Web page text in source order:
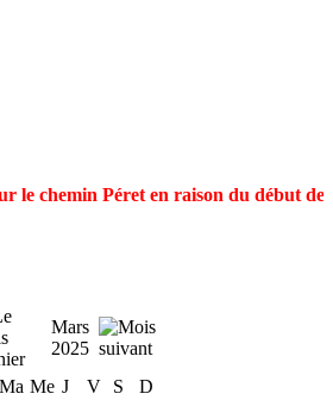
le chemin Péret en raison du début
Mars
2025
Ma Me J V S
D